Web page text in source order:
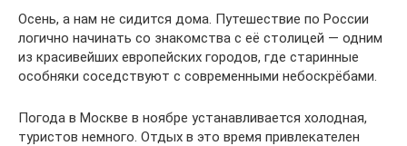
Осень, а нам не сидится дома. Путешествие по России
логично начинать со знакомства с её столицей — одним
из красивейших европейских городов, где старинные
особняки соседствуют с современными небоскрёбами.
Погода в Москве в ноябре устанавливается холодная,
туристов немного. Отдых в это время привлекателен